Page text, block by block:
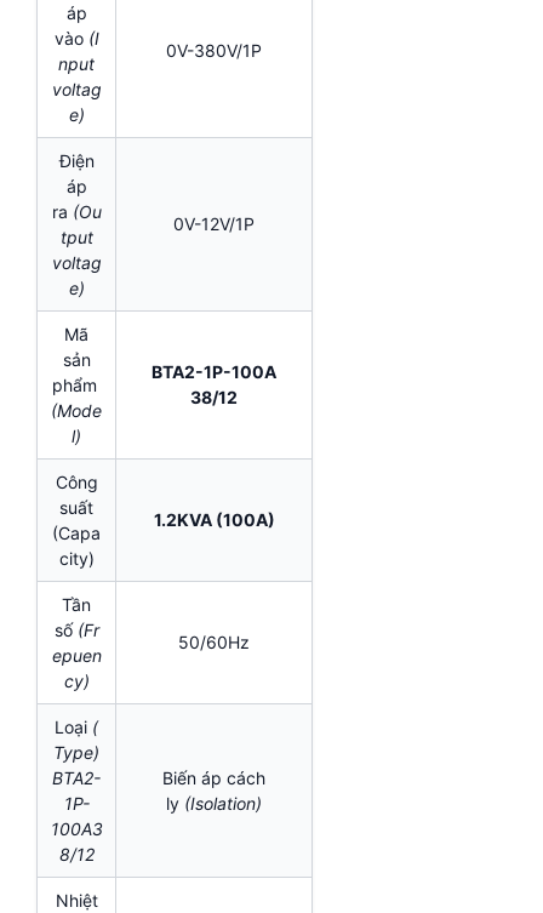
áp
vào (I
nput
voltag
e)
0V-380V/1P
Điện
áp
ra (Ou
tput
voltag
e)
0V-12V/1P
Mã
sản
phẩm
(Mode
l)
BTA2-1P-100A
38/12
Công
suất
(Capa
city)
1.2KVA (100A)
Tần
số (Fr
epuen
cy)
50/60Hz
Loại (
Type)
BTA2-
1P-
100A3
8/12
Biến áp cách
ly (Isolation)
Nhiệt